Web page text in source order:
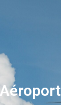
Aéroport